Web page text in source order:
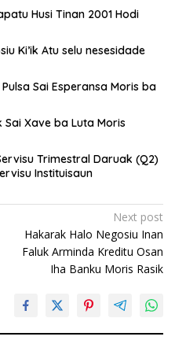
Husi Tinan 2001 Hodi
Ki’ik Atu selu nesesidade
Sai Esperansa Moris ba
Xave ba Luta Moris
Trimestral Daruak (Q2)
Instituisaun
Next post
Hakarak Halo Negosiu Inan
Faluk Arminda Kreditu Osan
Iha Banku Moris Rasik